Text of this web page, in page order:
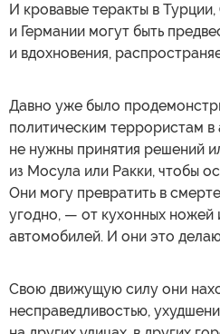
И кровавые теракты в
и Германии могут быть
и вдохновения,
Давно уже было
политическим террористам
не нужны принятия решений
из Мосула или Ракки, чтобы
Они могу превратить в
угодно, — от кухонных ножей
автомобилей. И они это
Свою движущую силу они
несправедливостью,